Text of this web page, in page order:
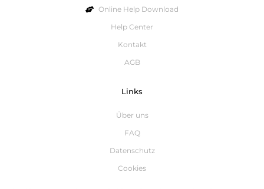
Online Help Download
Help Center
Kontakt
AGB
Links
Über uns
FAQ
Datenschutz
Cookies